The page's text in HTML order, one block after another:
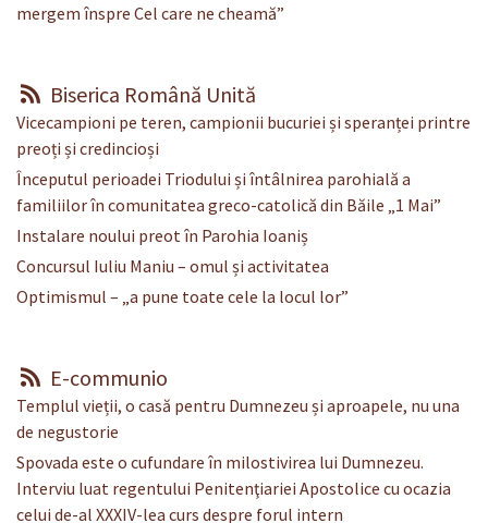
mergem înspre Cel care ne cheamă”
Biserica Română Unită
Vicecampioni pe teren, campionii bucuriei și speranței printre
preoți și credincioși
Începutul perioadei Triodului și întâlnirea parohială a
familiilor în comunitatea greco-catolică din Băile „1 Mai”
Instalare noului preot în Parohia Ioaniș
Concursul Iuliu Maniu – omul și activitatea
Optimismul – „a pune toate cele la locul lor”
E-communio
Templul vieții, o casă pentru Dumnezeu și aproapele, nu una
de negustorie
Spovada este o cufundare în milostivirea lui Dumnezeu.
Interviu luat regentului Penitenţiariei Apostolice cu ocazia
celui de-al XXXIV-lea curs despre forul intern